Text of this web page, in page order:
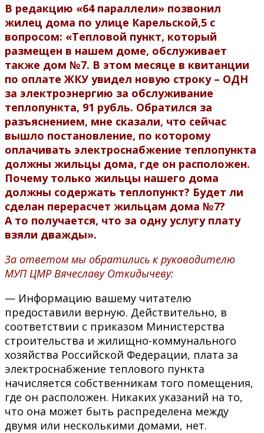
В редакцию «64 параллели» позвонил
жилец дома по улице Карельской,5 с
вопросом: «Тепловой пункт, который
размещен в нашем доме, обслуживает
также дом №7. В этом месяце в квитанции
по оплате ЖКУ увидел новую строку – ОДН
за электроэнергию за обслуживание
теплопункта, 91 рубль. Обратился за
разъяснением, мне сказали, что сейчас
вышло постановление, по которому
оплачивать электроснабжение теплопункта
должны жильцы дома, где он расположен.
Почему только жильцы нашего дома
должны содержать теплопункт? Будет ли
сделан перерасчет жильцам дома №7?
А то получается, что за одну услугу плату
взяли дважды».
За ответом мы обратились к руководителю
МУП ЦМР Вячеславу Откидычеву:
— Информацию вашему читателю
предоставили верную. Действительно, в
соответствии с приказом Министерства
строительства и жилищно-коммунального
хозяйства Российской Федерации, плата за
электроснабжение теплового пункта
начисляется собственникам того помещения,
где он расположен. Никаких указаний на то,
что она может быть распределена между
двумя или несколькими домами, нет.